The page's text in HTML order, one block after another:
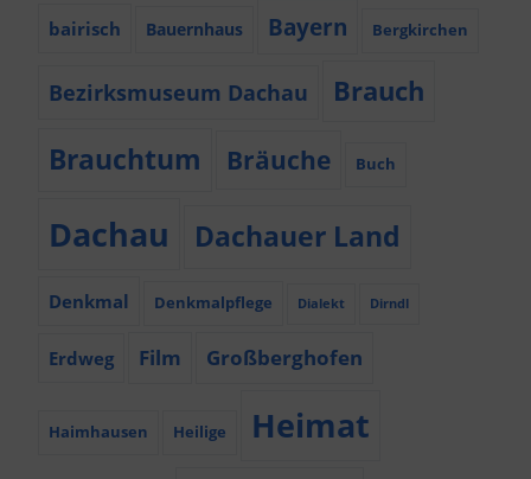
bairisch Bauernhaus Bayern Bergkirchen
Bezirksmuseum Dachau Brauch
Brauchtum Bräuche Buch
Dachau Dachauer Land
Denkmal Denkmalpflege Dialekt Dirndl
Erdweg Film Großberghofen
Haimhausen Heilige Heimat